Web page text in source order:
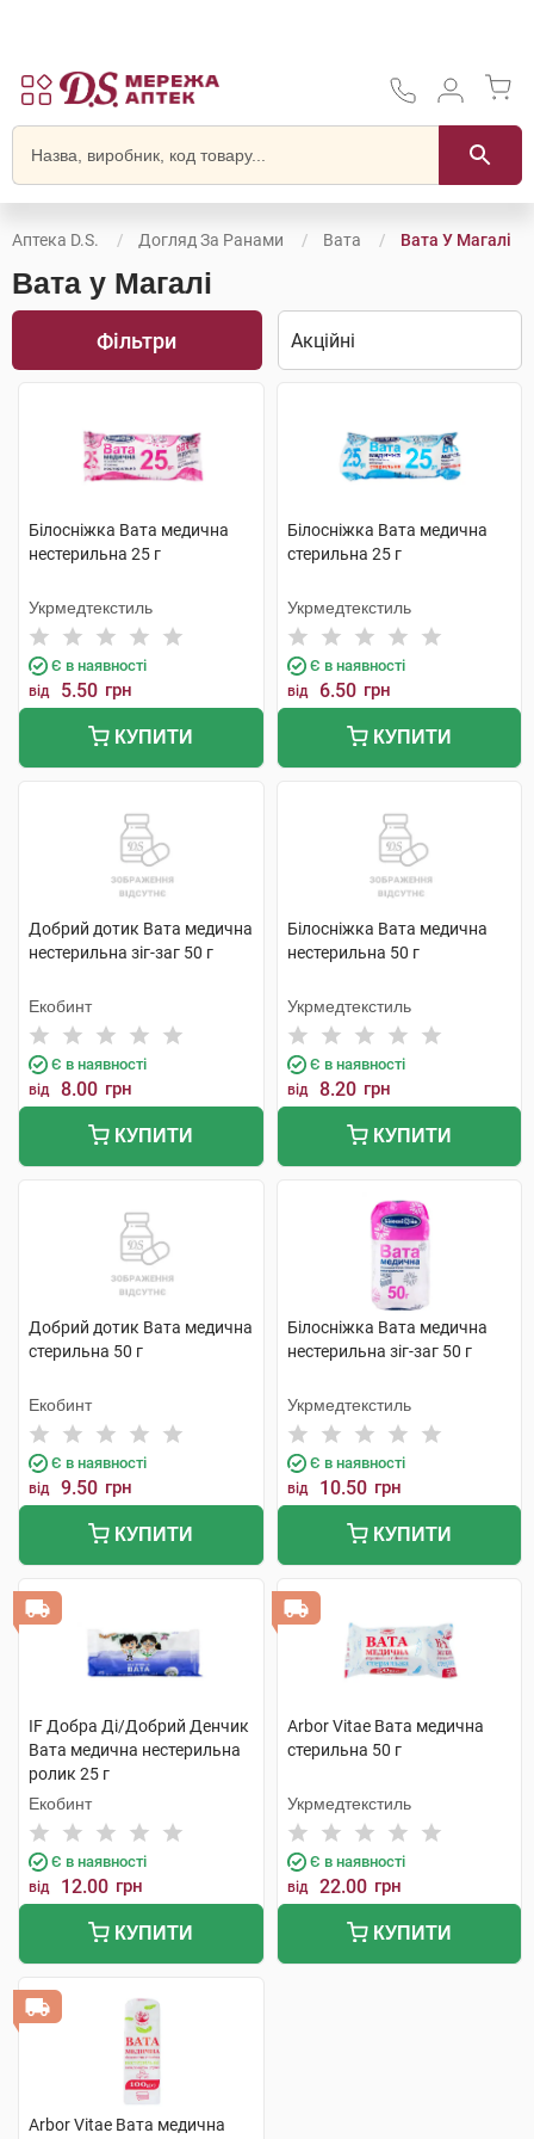
Аптека D.S. Догляд За Ранами Вата Вата У Магалі
Вата у Магалі
Фільтри
Білосніжка Вата медична
нестерильна 25 г
Укрмедтекстиль
Є в наявності
від 5.50 грн
КУПИТИ
Білосніжка Вата медична
стерильна 25 г
Укрмедтекстиль
Є в наявності
від 6.50 грн
КУПИТИ
Добрий дотик Вата медична
нестерильна зіг-заг 50 г
Екобинт
Є в наявності
від 8.00 грн
КУПИТИ
Білосніжка Вата медична
нестерильна 50 г
Укрмедтекстиль
Є в наявності
від 8.20 грн
КУПИТИ
Добрий дотик Вата медична
стерильна 50 г
Екобинт
Є в наявності
від 9.50 грн
КУПИТИ
Білосніжка Вата медична
нестерильна зіг-заг 50 г
Укрмедтекстиль
Є в наявності
від 10.50 грн
КУПИТИ
IF Добра Ді/Добрий Денчик
Вата медична нестерильна
ролик 25 г
Екобинт
Є в наявності
від 12.00 грн
КУПИТИ
Arbor Vitae Вата медична
стерильна 50 г
Укрмедтекстиль
Є в наявності
від 22.00 грн
КУПИТИ
Arbor Vitae Вата медична